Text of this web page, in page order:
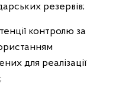
резервів;
контролю за
для реалізації